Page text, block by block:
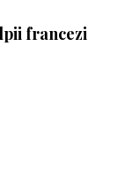
francezi